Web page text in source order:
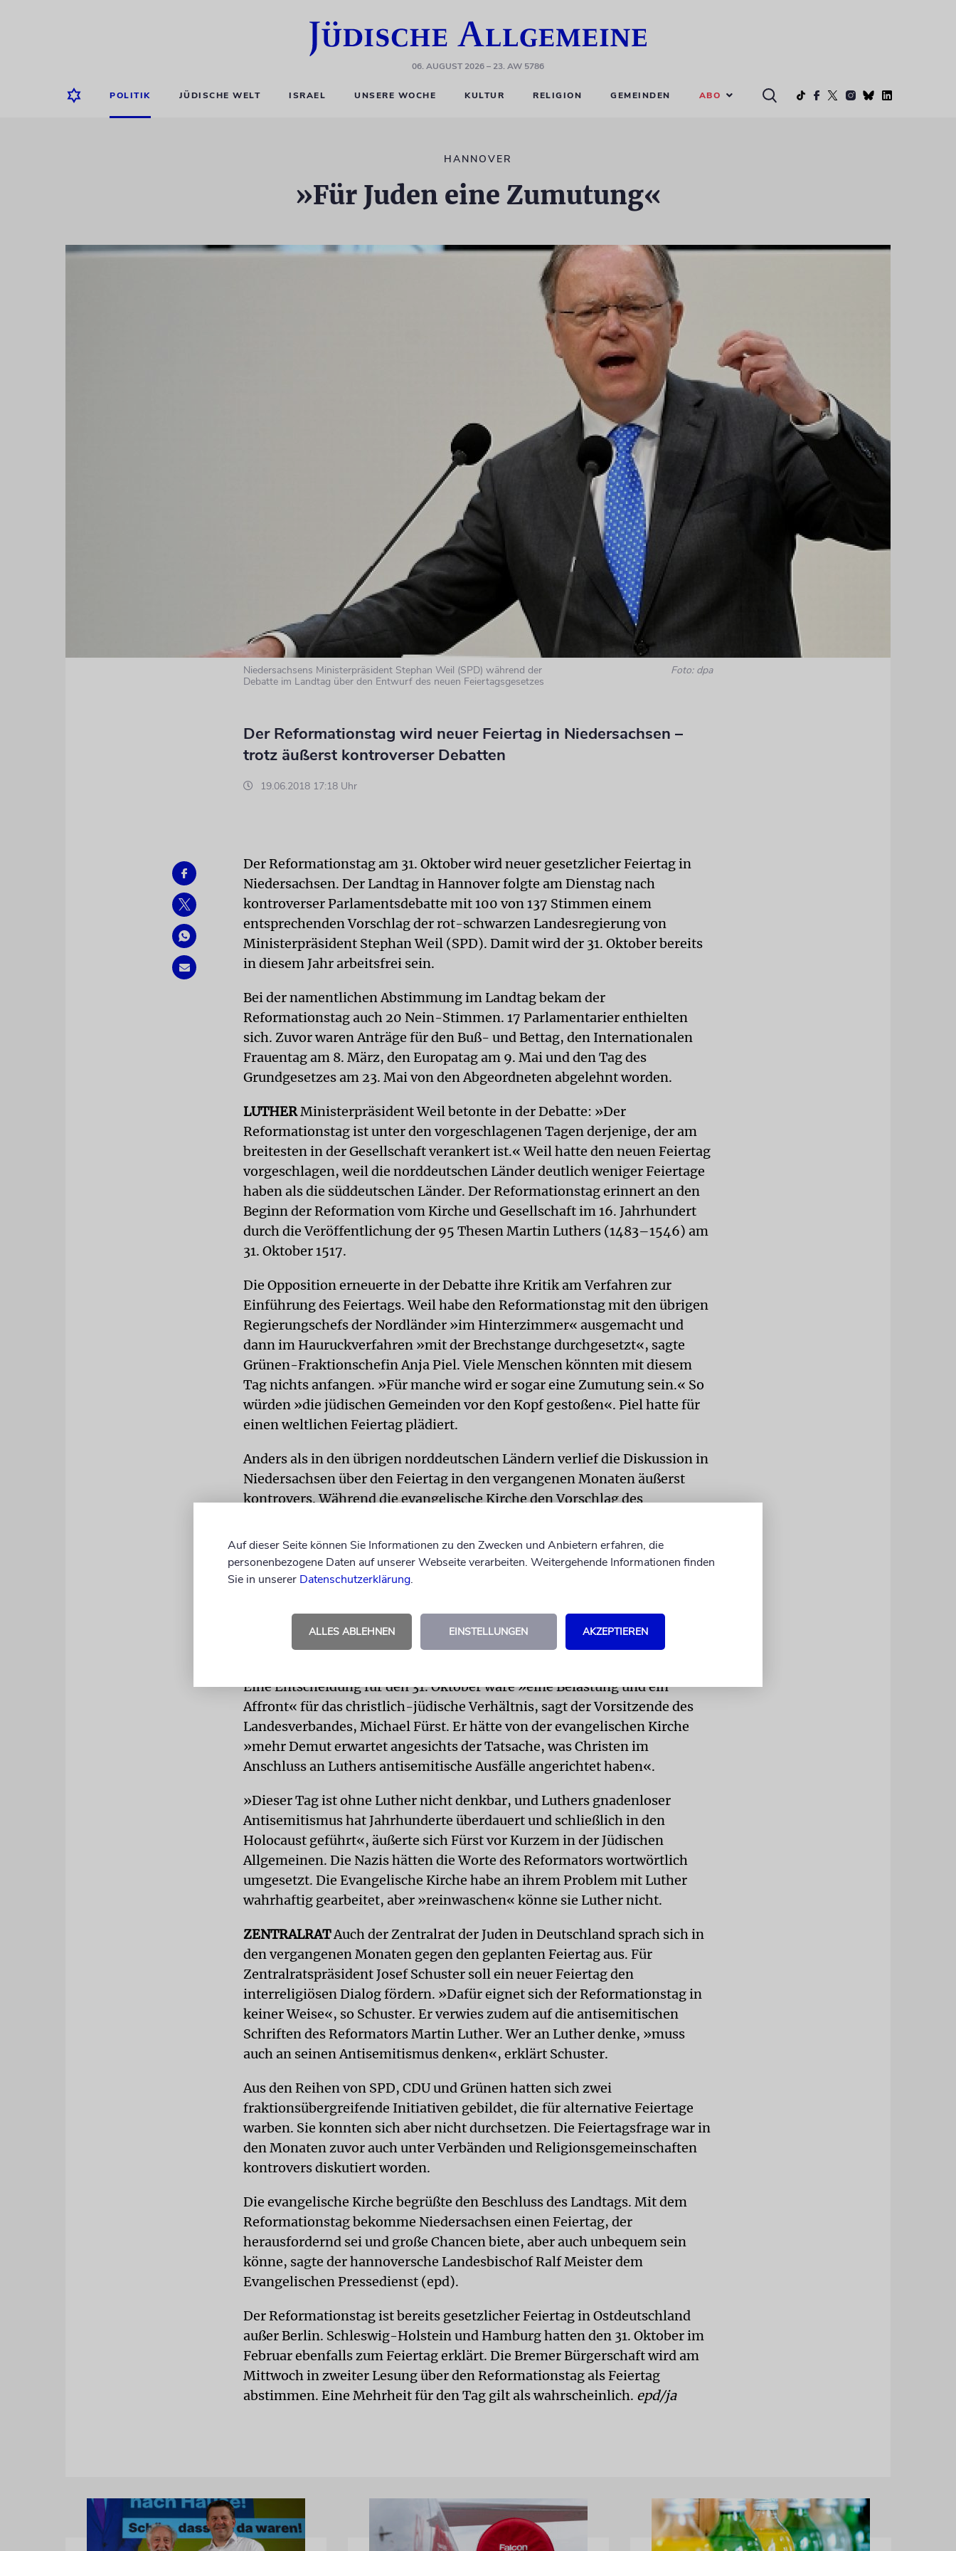
06. AUGUST 2026– 23. AW 5786
POLITIK JÜDISCHE WELT ISRAEL UNSERE WOCHE KULTUR RELIGION GEMEINDEN ABO
HANNOVER
»Für Juden eine Zumutung«
Niedersachsens Ministerpräsident Stephan Weil (SPD) während der
Debatte im Landtag über den Entwurf des neuen Feiertagsgesetzes
Foto: dpa
Der Reformationstag wird neuer Feiertag in Niedersachsen –
trotz äußerst kontroverser Debatten
19.06.2018 17:18 Uhr
Der Reformationstag am 31. Oktober wird neuer gesetzlicher Feiertag in
Niedersachsen. Der Landtag in Hannover folgte am Dienstag nach
kontroverser Parlamentsdebatte mit 100 von 137 Stimmen einem
entsprechenden Vorschlag der rot-schwarzen Landesregierung von
Ministerpräsident Stephan Weil (SPD). Damit wird der 31. Oktober bereits
in diesem Jahr arbeitsfrei sein.
Bei der namentlichen Abstimmung im Landtag bekam der
Reformationstag auch 20 Nein-Stimmen. 17 Parlamentarier enthielten
sich. Zuvor waren Anträge für den Buß- und Bettag, den Internationalen
Frauentag am 8. März, den Europatag am 9. Mai und den Tag des
Grundgesetzes am 23. Mai von den Abgeordneten abgelehnt worden.
LUTHERMinisterpräsident Weil betonte in der Debatte: »Der
Reformationstag ist unter den vorgeschlagenen Tagen derjenige, der am
breitesten in der Gesellschaft verankert ist.« Weil hatte den neuen Feiertag
vorgeschlagen, weil die norddeutschen Länder deutlich weniger Feiertage
haben als die süddeutschen Länder. Der Reformationstag erinnert an den
Beginn der Reformation vom Kirche und Gesellschaft im 16. Jahrhundert
durch die Veröffentlichung der 95 Thesen Martin Luthers (1483–1546) am
31. Oktober 1517.
Die Opposition erneuerte in der Debatte ihre Kritik am Verfahren zur
Einführung des Feiertags. Weil habe den Reformationstag mit den übrigen
Regierungschefs der Nordländer »im Hinterzimmer« ausgemacht und
dann im Hauruckverfahren »mit der Brechstange durchgesetzt«, sagte
Grünen-Fraktionschefin Anja Piel. Viele Menschen könnten mit diesem
Tag nichts anfangen. »Für manche wird er sogar eine Zumutung sein.« So
würden »die jüdischen Gemeinden vor den Kopf gestoßen«. Piel hatte für
einen weltlichen Feiertag plädiert.
Anders als in den übrigen norddeutschen Ländern verlief die Diskussion in
Niedersachsen über den Feiertag in den vergangenen Monaten äußerst
kontrovers. Während die evangelische Kirche den Vorschlag des
die katholische Kirche, die religionskritischen Humanisten und
Wirtschaftsverbände scharfe Kritik.
Äußerungen des Reformators Martin Luther. Der Landesverband der
Jüdischen Gemeinden in Niedersachsen hat Proteste angekündigt, sollte
der Reformationstag zum neuen Feiertag in dem Bundesland werden.
Eine Entscheidung für den 31. Oktober wäre »eine Belastung und ein
Affront« für das christlich-jüdische Verhältnis, sagt der Vorsitzende des
Landesverbandes, Michael Fürst. Er hätte von der evangelischen Kirche
»mehr Demut erwartet angesichts der Tatsache, was Christen im
Anschluss an Luthers antisemitische Ausfälle angerichtet haben«.
»Dieser Tag ist ohne Luther nicht denkbar, und Luthers gnadenloser
Antisemitismus hat Jahrhunderte überdauert und schließlich in den
Holocaust geführt«, äußerte sich Fürst vor Kurzem in der Jüdischen
Allgemeinen. Die Nazis hätten die Worte des Reformators wortwörtlich
umgesetzt. Die Evangelische Kirche habe an ihrem Problem mit Luther
wahrhaftig gearbeitet, aber »reinwaschen« könne sie Luther nicht.
ZENTRALRATAuch der Zentralrat der Juden in Deutschland sprach sich in
den vergangenen Monaten gegen den geplanten Feiertag aus. Für
Zentralratspräsident Josef Schuster soll ein neuer Feiertag den
interreligiösen Dialog fördern. »Dafür eignet sich der Reformationstag in
keiner Weise«, so Schuster. Er verwies zudem auf die antisemitischen
Schriften des Reformators Martin Luther. Wer an Luther denke, »muss
auch an seinen Antisemitismus denken«, erklärt Schuster.
Aus den Reihen von SPD, CDU und Grünen hatten sich zwei
fraktionsübergreifende Initiativen gebildet, die für alternative Feiertage
warben. Sie konnten sich aber nicht durchsetzen. Die Feiertagsfrage war in
den Monaten zuvor auch unter Verbänden und Religionsgemeinschaften
kontrovers diskutiert worden.
Die evangelische Kirche begrüßte den Beschluss des Landtags. Mit dem
Reformationstag bekomme Niedersachsen einen Feiertag, der
herausfordernd sei und große Chancen biete, aber auch unbequem sein
könne, sagte der hannoversche Landesbischof Ralf Meister dem
Evangelischen Pressedienst (epd).
Der Reformationstag ist bereits gesetzlicher Feiertag in Ostdeutschland
außer Berlin. Schleswig-Holstein und Hamburg hatten den 31. Oktober im
Februar ebenfalls zum Feiertag erklärt. Die Bremer Bürgerschaft wird am
Mittwoch in zweiter Lesung über den Reformationstag als Feiertag
abstimmen. Eine Mehrheit für den Tag gilt als wahrscheinlich. epd/ja
Auf dieser Seite können Sie Informationen zu den Zwecken und Anbietern erfahren, die
personenbezogene Daten auf unserer Webseite verarbeiten. Weitergehende Informationen finden
Sie in unserer Datenschutzerklärung.
ALLES ABLEHNEN EINSTELLUNGEN AKZEPTIEREN